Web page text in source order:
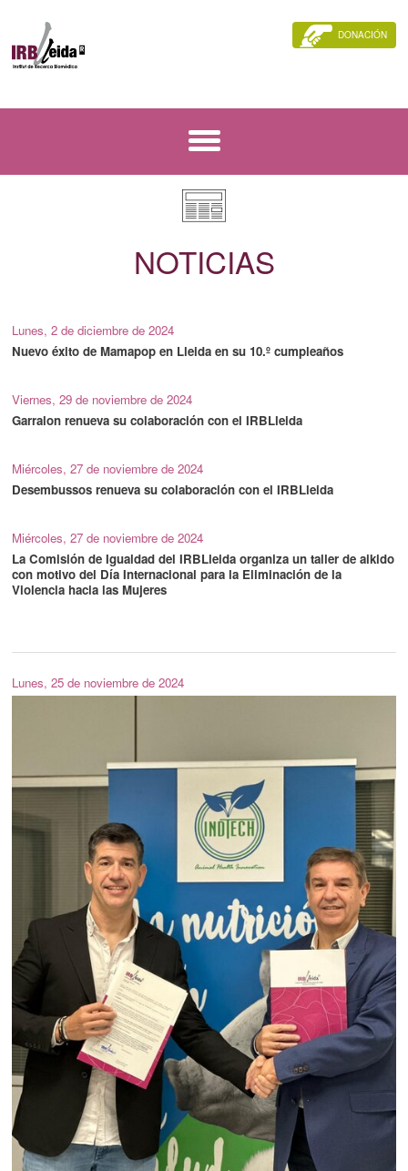
DONACIÓN
NOTICIAS
Lunes, 2 de diciembre de 2024
Nuevo éxito de Mamapop en Lleida en su 10.º cumpleaños
Viernes, 29 de noviembre de 2024
Garralon renueva su colaboración con el IRBLleida
Miércoles, 27 de noviembre de 2024
Desembussos renueva su colaboración con el IRBLleida
Miércoles, 27 de noviembre de 2024
La Comisión de Igualdad del IRBLleida organiza un taller de aikido
con motivo del Día Internacional para la Eliminación de la
Violencia hacia las Mujeres
Lunes, 25 de noviembre de 2024